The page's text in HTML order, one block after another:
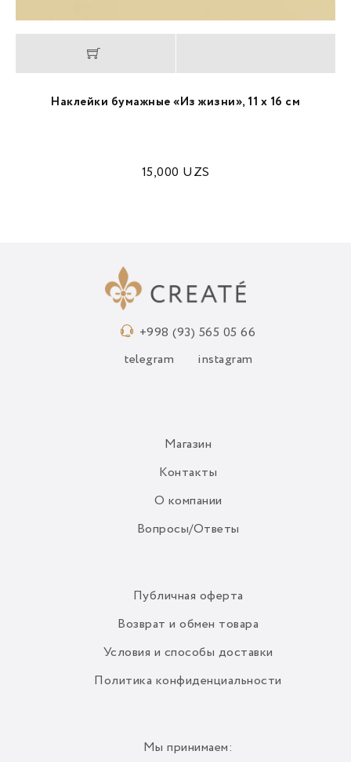
Наклейки бумажные «Из жизни», 11 х 16 см
15,000 UZS
+998 (93) 565 05 66
telegram instagram
Магазин
Контакты
О компании
Вопросы/Ответы
Публичная оферта
Возврат и обмен товара
Условия и способы доставки
Политика конфиденциальности
Мы принимаем: